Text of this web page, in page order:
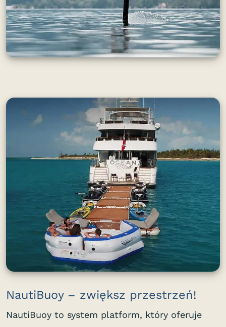
NautiBuoy – zwiększ przestrzeń!
NautiBuoy to system platform, który oferuje